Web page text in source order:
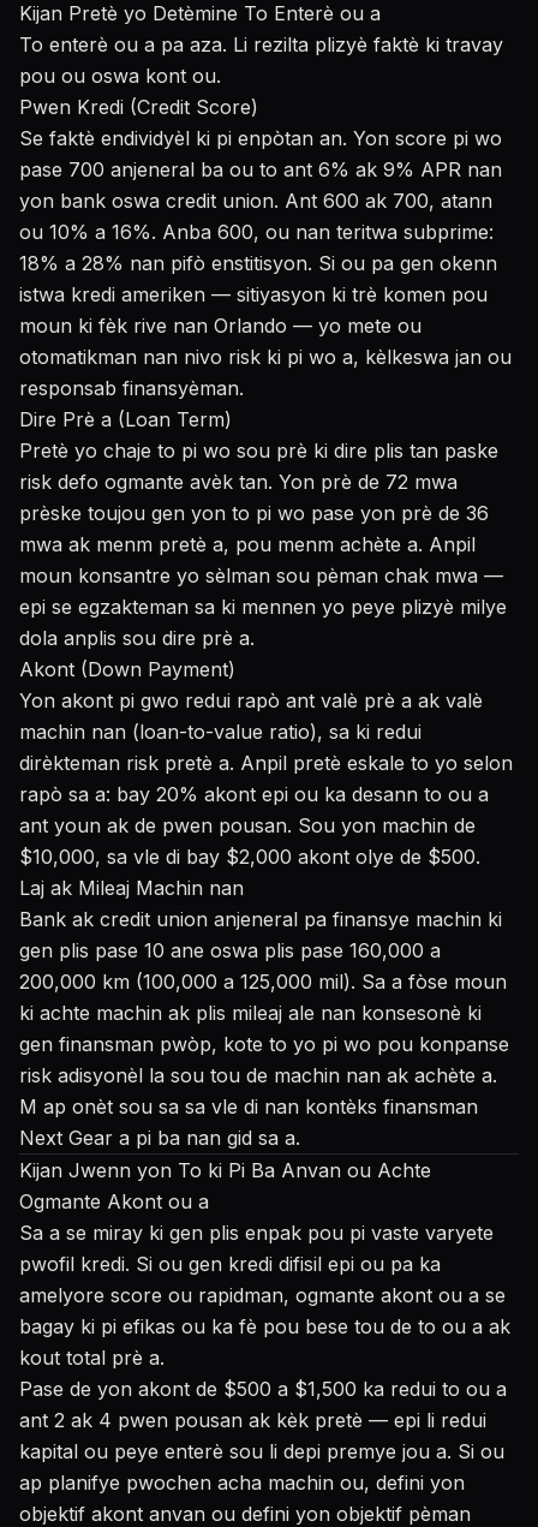
Kijan Pretè yo Detèmine To Enterè ou a
To enterè ou a pa aza. Li rezilta plizyè faktè ki travay
pou ou oswa kont ou.
Pwen Kredi (Credit Score)
Se faktè endividyèl ki pi enpòtan an. Yon score pi wo
pase 700 anjeneral ba ou to ant 6% ak 9% APR nan
yon bank oswa credit union. Ant 600 ak 700, atann
ou 10% a 16%. Anba 600, ou nan teritwa subprime:
18% a 28% nan pifò enstitisyon. Si ou pa gen okenn
istwa kredi ameriken — sitiyasyon ki trè komen pou
moun ki fèk rive nan Orlando — yo mete ou
otomatikman nan nivo risk ki pi wo a, kèlkeswa jan ou
responsab finansyèman.
Dire Prè a (Loan Term)
Pretè yo chaje to pi wo sou prè ki dire plis tan paske
risk defo ogmante avèk tan. Yon prè de 72 mwa
prèske toujou gen yon to pi wo pase yon prè de 36
mwa ak menm pretè a, pou menm achète a. Anpil
moun konsantre yo sèlman sou pèman chak mwa —
epi se egzakteman sa ki mennen yo peye plizyè milye
dola anplis sou dire prè a.
Akont (Down Payment)
Yon akont pi gwo redui rapò ant valè prè a ak valè
machin nan (loan-to-value ratio), sa ki redui
dirèkteman risk pretè a. Anpil pretè eskale to yo selon
rapò sa a: bay 20% akont epi ou ka desann to ou a
ant youn ak de pwen pousan. Sou yon machin de
$10,000, sa vle di bay $2,000 akont olye de $500.
Laj ak Mileaj Machin nan
Bank ak credit union anjeneral pa finansye machin ki
gen plis pase 10 ane oswa plis pase 160,000 a
200,000 km (100,000 a 125,000 mil). Sa a fòse moun
ki achte machin ak plis mileaj ale nan konsesonè ki
gen finansman pwòp, kote to yo pi wo pou konpanse
risk adisyonèl la sou tou de machin nan ak achète a.
M ap onèt sou sa sa vle di nan kontèks finansman
Next Gear a pi ba nan gid sa a.
Kijan Jwenn yon To ki Pi Ba Anvan ou Achte
Ogmante Akont ou a
Sa a se miray ki gen plis enpak pou pi vaste varyete
pwofil kredi. Si ou gen kredi difisil epi ou pa ka
amelyore score ou rapidman, ogmante akont ou a se
bagay ki pi efikas ou ka fè pou bese tou de to ou a ak
kout total prè a.
Pase de yon akont de $500 a $1,500 ka redui to ou a
ant 2 ak 4 pwen pousan ak kèk pretè — epi li redui
kapital ou peye enterè sou li depi premye jou a. Si ou
ap planifye pwochen acha machin ou, defini yon
objektif akont anvan ou defini yon objektif pèman